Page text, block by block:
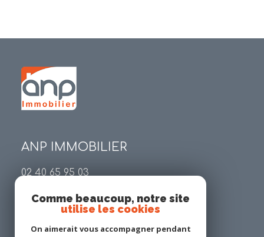
ANP IMMOBILIER
02 40 65 95 03
34 place Georges Gaudet
44140 Geneston
Comme beaucoup, notre site
utilise les cookies
On aimerait vous accompagner pendant